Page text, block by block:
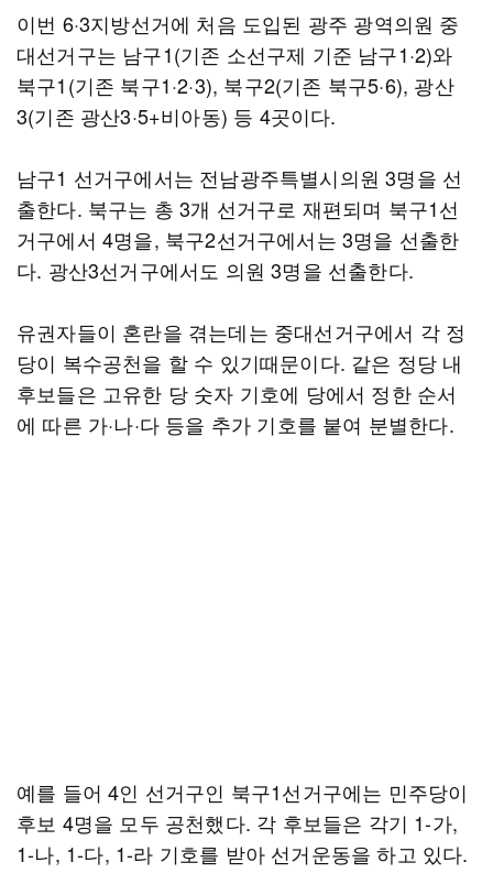
이번 6·3지방선거에 처음 도입된 광주 광역의원 중
대선거구는 남구1(기존 소선구제 기준 남구1·2)와
북구1(기존 북구1·2·3), 북구2(기존 북구5·6), 광산
3(기존 광산3·5+비아동) 등 4곳이다.
남구1 선거구에서는 전남광주특별시의원 3명을 선
출한다. 북구는 총 3개 선거구로 재편되며 북구1선
거구에서 4명을, 북구2선거구에서는 3명을 선출한
다. 광산3선거구에서도 의원 3명을 선출한다.
유권자들이 혼란을 겪는데는 중대선거구에서 각 정
당이 복수공천을 할 수 있기때문이다. 같은 정당 내
후보들은 고유한 당 숫자 기호에 당에서 정한 순서
에 따른 가·나·다 등을 추가 기호를 붙여 분별한다.
예를 들어 4인 선거구인 북구1선거구에는 민주당이
후보 4명을 모두 공천했다. 각 후보들은 각기 1-가,
1-나, 1-다, 1-라 기호를 받아 선거운동을 하고 있다.